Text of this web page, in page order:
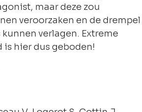
maar deze zou
veroorzaken en de drempel
verlagen. Extreme
is hier dus geboden!